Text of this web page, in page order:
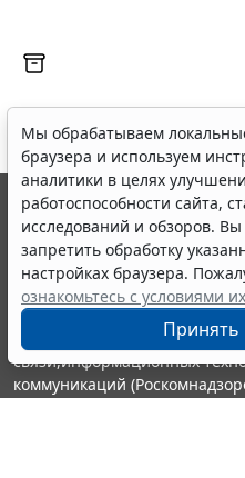
Мы обрабатываем
браузера и используем
аналитики в целях
работоспособности сайта,
исследований и обзоров.
запретить обработку
настройках браузера.
ознакомьтесь с условиями
Принять
© ООО "НПП "ГАРАНТ-
выпускается с 1990 года.
являются участниками
информации ГАРАНТ.
Портал ГАРАНТ.РУ
издания Федеральной
связи,информационных
коммуникаций